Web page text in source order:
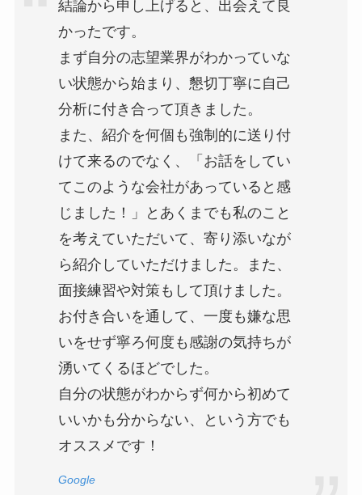
結論から申し上げると、出会えて良
かったです。
まず自分の志望業界がわかっていな
い状態から始まり、懇切丁寧に自己
分析に付き合って頂きました。
また、紹介を何個も強制的に送り付
けて来るのでなく、「お話をしてい
てこのような会社があっていると感
じました！」とあくまでも私のこと
を考えていただいて、寄り添いなが
ら紹介していただけました。また、
面接練習や対策もして頂けました。
お付き合いを通して、一度も嫌な思
いをせず寧ろ何度も感謝の気持ちが
湧いてくるほどでした。
自分の状態がわからず何から初めて
いいかも分からない、という方でも
オススメです！
Google